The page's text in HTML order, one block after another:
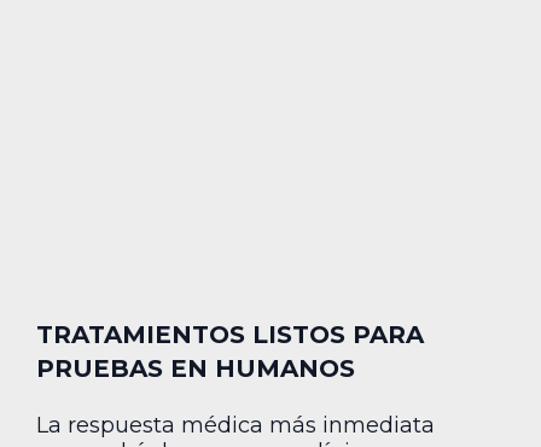
TRATAMIENTOS LISTOS PARA
PRUEBAS EN HUMANOS
La respuesta médica más inmediata